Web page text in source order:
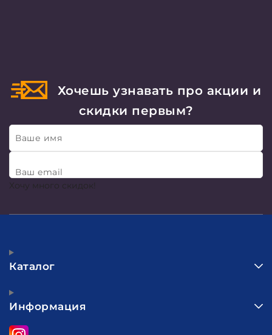
Хочешь узнавать про акции и
скидки первым?
Ваше имя
Ваш email
Хочу много скидок!
Каталог
Информация